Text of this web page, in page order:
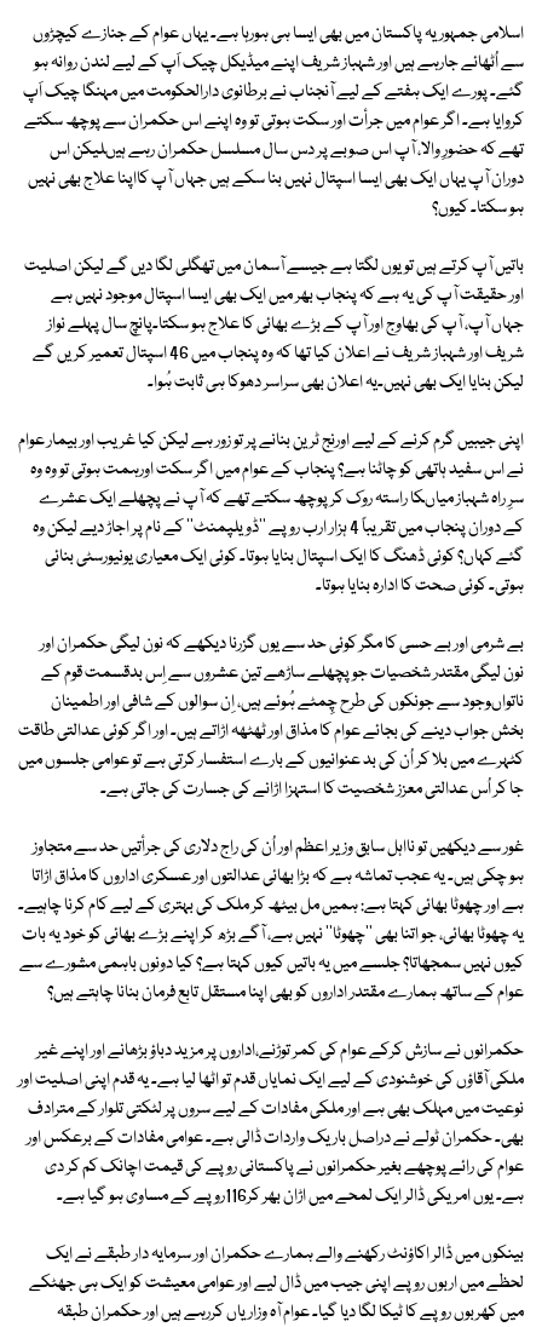
اسلامی جمہوریہ پاکستان میں بھی ایسا ہی ہورہا ہے۔ یہاں عوام کے جنازے کیچڑوں
سے اُٹھائے جارہے ہیں اور شہباز شریف اپنے میڈیکل چیک اَپ کے لیے لندن روانہ ہو
گئے۔ پورے ایک ہفتے کے لیے آنجناب نے برطانوی دارالحکومت میں مہنگا چیک اَپ
کروایا ہے۔ اگر عوام میں جرأت اور سکت ہوتی تو وہ اپنے اس حکمران سے پوچھ سکتے
تھے کہ حضورِ والا، آپ اس صوبے پر دس سال مسلسل حکمران رہے ہیںلیکن اس
دوران آپ یہاں ایک بھی ایسا اسپتال نہیں بنا سکے ہیں جہاں آپ کااپنا علاج بھی نہیں
ہو سکتا۔ کیوں؟
باتیں آپ کرتے ہیں تو یوں لگتا ہے جیسے آسمان میں تھگلی لگا دیں گے لیکن اصلیت
اور حقیقت آپ کی یہ ہے کہ پنجاب بھر میں ایک بھی ایسا اسپتال موجود نہیں ہے
جہاں آپ، آپ کی بھاوج اور آپ کے بڑے بھائی کا علاج ہو سکتا۔پانچ سال پہلے نواز
شریف اور شہباز شریف نے اعلان کیا تھا کہ وہ پنجاب میں 46 اسپتال تعمیر کریں گے
لیکن بنایا ایک بھی نہیں۔یہ اعلان بھی سراسر دھوکا ہی ثابت ہُوا۔
اپنی جیبیں گرم کرنے کے لیے اورنج ٹرین بنانے پر تو زور ہے لیکن کیا غریب اور بیمار عوام
نے اس سفید ہاتھی کو چاٹنا ہے؟ پنجاب کے عوام میں اگر سکت اورہمت ہوتی تو وہ وہ
سرِ راہ شہباز میاںکا راستہ روک کر پوچھ سکتے تھے کہ آپ نے پچھلے ایک عشرے
کے دوران پنجاب میں تقریباً 4 ہزار ارب روپے ''ڈویلپمنٹ'' کے نام پر اجاڑ دیے لیکن وہ
گئے کہاں؟ کوئی ڈھنگ کا ایک اسپتال بنایا ہوتا۔ کوئی ایک معیاری یونیورسٹی بنائی
ہوتی۔ کوئی صحت کا ادارہ بنایا ہوتا۔
بے شرمی اور بے حسی کا مگر کوئی حد سے یوں گزرنا دیکھے کہ نون لیگی حکمران اور
نون لیگی مقتدر شخصیات جو پچھلے ساڑھے تین عشروں سے اِس بدقسمت قوم کے
ناتواںوجود سے جونکوں کی طرح چِمٹے ہُوئے ہیں، اِن سوالوں کے شافی اور اطمینان
بخش جواب دینے کی بجائے عوام کا مذاق اور ٹھٹھہ اڑاتے ہیں۔ اور اگر کوئی عدالتی طاقت
کٹہرے میں بلا کر اُن کی بد عنوانیوں کے بارے استفسار کرتی ہے تو عوامی جلسوں میں
جا کر اُس عدالتی معزز شخصیت کا استہزا اڑانے کی جسارت کی جاتی ہے۔
غور سے دیکھیں تو نااہل سابق وزیر اعظم اور اُن کی راج دلاری کی جرأتیں حد سے متجاوز
ہو چکی ہیں۔ یہ عجب تماشہ ہے کہ بڑا بھائی عدالتوں اور عسکری اداروں کا مذاق اڑاتا
ہے اور چھوٹا بھائی کہتا ہے: ہمیں مل بیٹھ کر ملک کی بہتری کے لیے کام کرنا چاہیے۔
یہ چھوٹا بھائی، جو اتنا بھی ''چھوٹا'' نہیں ہے، آگے بڑھ کر اپنے بڑے بھائی کو خود یہ بات
کیوں نہیں سمجھاتا؟ جلسے میں یہ باتیں کیوں کہتا ہے؟ کیا دونوں باہمی مشورے سے
عوام کے ساتھ ہمارے مقتدر اداروں کو بھی اپنا مستقل تابع فرمان بنانا چاہتے ہیں؟
حکمرانوں نے سازش کرکے عوام کی کمر توڑنے،اداروں پر مزید دباؤ بڑھانے اور اپنے غیر
ملکی آقاؤں کی خوشنودی کے لیے ایک نمایاں قدم تو اٹھا لیا ہے۔ یہ قدم اپنی اصلیت اور
نوعیت میں مہلک بھی ہے اور ملکی مفادات کے لیے سروں پر لٹکتی تلوار کے مترادف
بھی۔ حکمران ٹولے نے دراصل باریک واردات ڈالی ہے۔ عوامی مفادات کے برعکس اور
عوام کی رائے پوچھے بغیر حکمرانوں نے پاکستانی روپے کی قیمت اچانک کم کر دی
ہے۔ یوں امریکی ڈالر ایک لمحے میں اڑان بھر کر116روپے کے مساوی ہو گیا ہے۔
بینکوں میں ڈالر اکاؤنٹ رکھنے والے ہمارے حکمران اور سرمایہ دار طبقے نے ایک
لحظے میں اربوں روپے اپنی جیب میں ڈال لیے اور عوامی معیشت کو ایک ہی جھٹکے
میں کھربوں روپے کا ٹیکا لگا دیا گیا۔ عوام آہ وزاریاں کررہے ہیں اور حکمران طبقہ